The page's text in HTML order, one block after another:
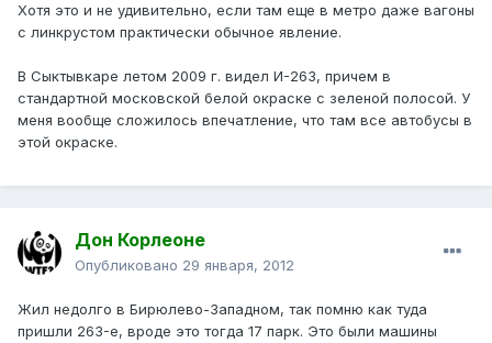
Хотя это и не удивительно, если там еще в метро даже вагоны
с линкрустом практически обычное явление.
В Сыктывкаре летом 2009 г. видел И-263, причем в
стандартной московской белой окраске с зеленой полосой. У
меня вообще сложилось впечатление, что там все автобусы в
этой окраске.
Дон Корлеоне
Опубликовано 29 января, 2012
Жил недолго в Бирюлево-Западном, так помню как туда
пришли 263-е, вроде это тогда 17 парк. Это были машины